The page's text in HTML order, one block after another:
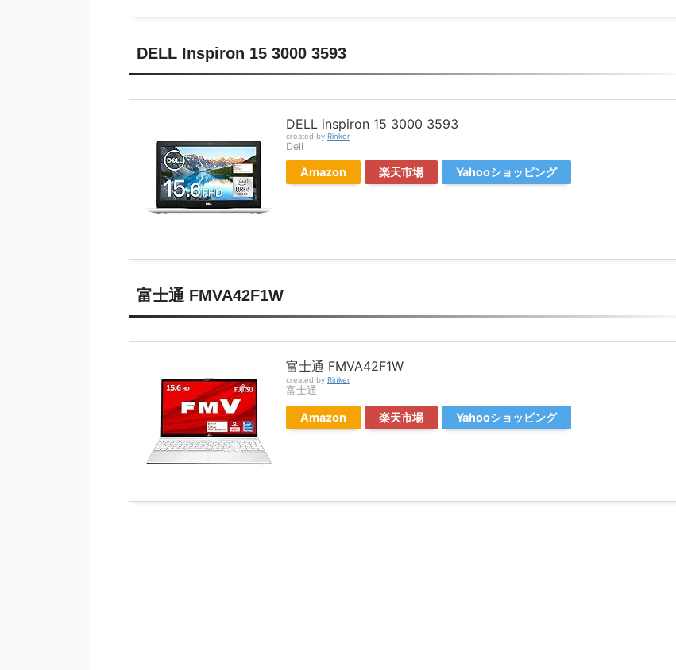
DELL Inspiron 15 3000 3593
DELL inspiron 15 3000 3593
created by Rinker
Dell
Amazon 楽天市場 Yahooショッピング
富士通 FMVA42F1W
富士通 FMVA42F1W
created by Rinker
富士通
Amazon 楽天市場 Yahooショッピング